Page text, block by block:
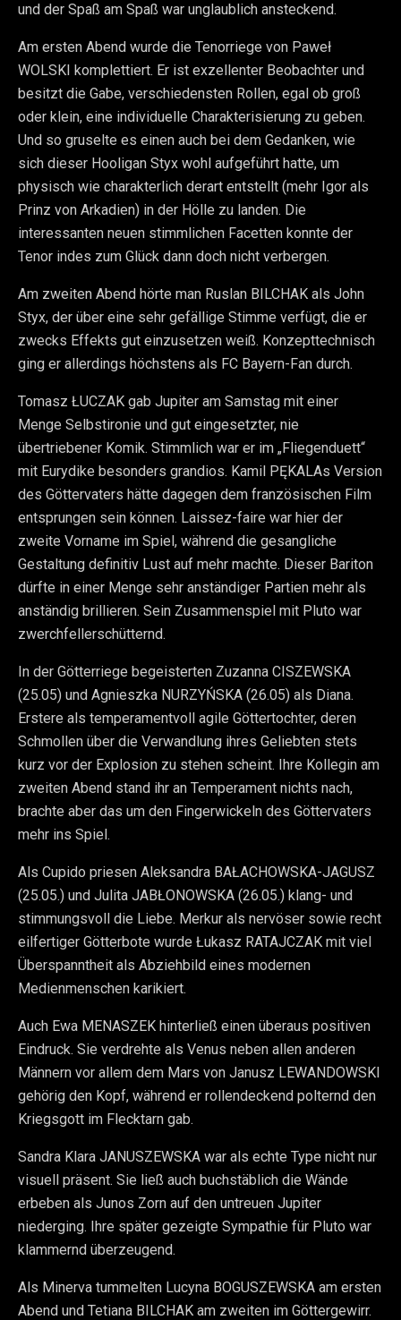
und der Spaß am Spaß war unglaublich ansteckend.
Am ersten Abend wurde die Tenorriege von Paweł
WOLSKI komplettiert. Er ist exzellenter Beobachter und
besitzt die Gabe, verschiedensten Rollen, egal ob groß
oder klein, eine individuelle Charakterisierung zu geben.
Und so gruselte es einen auch bei dem Gedanken, wie
sich dieser Hooligan Styx wohl aufgeführt hatte, um
physisch wie charakterlich derart entstellt (mehr Igor als
Prinz von Arkadien) in der Hölle zu landen. Die
interessanten neuen stimmlichen Facetten konnte der
Tenor indes zum Glück dann doch nicht verbergen.
Am zweiten Abend hörte man Ruslan BILCHAK als John
Styx, der über eine sehr gefällige Stimme verfügt, die er
zwecks Effekts gut einzusetzen weiß. Konzepttechnisch
ging er allerdings höchstens als FC Bayern-Fan durch.
Tomasz ŁUCZAK gab Jupiter am Samstag mit einer
Menge Selbstironie und gut eingesetzter, nie
übertriebener Komik. Stimmlich war er im „Fliegenduett“
mit Eurydike besonders grandios. Kamil PĘKALAs Version
des Göttervaters hätte dagegen dem französischen Film
entsprungen sein können. Laissez-faire war hier der
zweite Vorname im Spiel, während die gesangliche
Gestaltung definitiv Lust auf mehr machte. Dieser Bariton
dürfte in einer Menge sehr anständiger Partien mehr als
anständig brillieren. Sein Zusammenspiel mit Pluto war
zwerchfellerschütternd.
In der Götterriege begeisterten Zuzanna CISZEWSKA
(25.05) und Agnieszka NURZYŃSKA (26.05) als Diana.
Erstere als temperamentvoll agile Göttertochter, deren
Schmollen über die Verwandlung ihres Geliebten stets
kurz vor der Explosion zu stehen scheint. Ihre Kollegin am
zweiten Abend stand ihr an Temperament nichts nach,
brachte aber das um den Fingerwickeln des Göttervaters
mehr ins Spiel.
Als Cupido priesen Aleksandra BAŁACHOWSKA-JAGUSZ
(25.05.) und Julita JABŁONOWSKA (26.05.) klang- und
stimmungsvoll die Liebe. Merkur als nervöser sowie recht
eilfertiger Götterbote wurde Łukasz RATAJCZAK mit viel
Überspanntheit als Abziehbild eines modernen
Medienmenschen karikiert.
Auch Ewa MENASZEK hinterließ einen überaus positiven
Eindruck. Sie verdrehte als Venus neben allen anderen
Männern vor allem dem Mars von Janusz LEWANDOWSKI
gehörig den Kopf, während er rollendeckend polternd den
Kriegsgott im Flecktarn gab.
Sandra Klara JANUSZEWSKA war als echte Type nicht nur
visuell präsent. Sie ließ auch buchstäblich die Wände
erbeben als Junos Zorn auf den untreuen Jupiter
niederging. Ihre später gezeigte Sympathie für Pluto war
klammernd überzeugend.
Als Minerva tummelten Lucyna BOGUSZEWSKA am ersten
Abend und Tetiana BILCHAK am zweiten im Göttergewirr.